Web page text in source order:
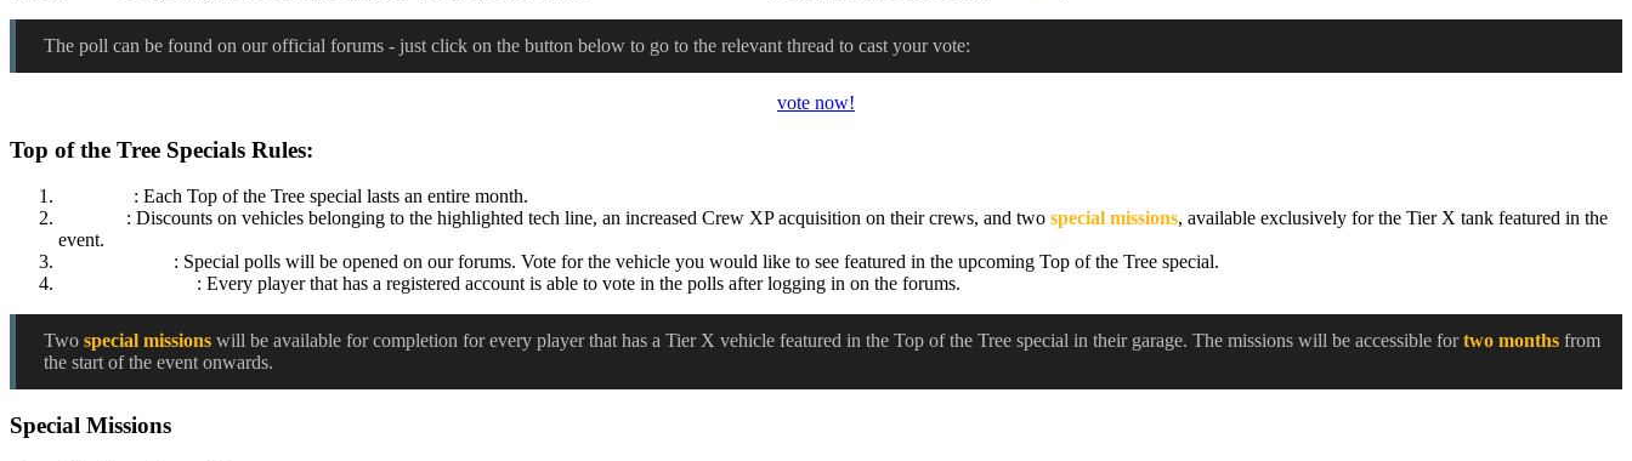
The poll can be found on our official forums - just click on the button below to go to the relevant thread to cast your vote:
vote now!
Top of the Tree Specials Rules:
: Each Top of the Tree special lasts an entire month.
: Discounts on vehicles belonging to the highlighted tech line, an increased Crew XP acquisition on their crews, and two special missions, available exclusively for the Tier X tank featured in the
event.
: Special polls will be opened on our forums. Vote for the vehicle you would like to see featured in the upcoming Top of the Tree special.
: Every player that has a registered account is able to vote in the polls after logging in on the forums.
Two special missions will be available for completion for every player that has a Tier X vehicle featured in the Top of the Tree special in their garage. The missions will be accessible fortwo months from
the start of the event onwards.
Special Missions